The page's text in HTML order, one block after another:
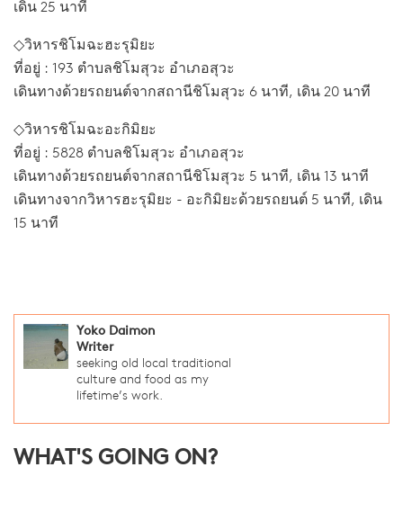
เดิน 25 นาที
◇วิหารชิโมฉะฮะรุมิยะ
ที่อยู่ : 193 ตำบลชิโมสุวะ อำเภอสุวะ
เดินทางด้วยรถยนต์จากสถานีชิโมสุวะ 6 นาที, เดิน 20 นาที
◇วิหารชิโมฉะอะกิมิยะ
ที่อยู่ : 5828 ตำบลชิโมสุวะ อำเภอสุวะ
เดินทางด้วยรถยนต์จากสถานีชิโมสุวะ 5 นาที, เดิน 13 นาที
เดินทางจากวิหารฮะรุมิยะ - อะกิมิยะด้วยรถยนต์ 5 นาที, เดิน
15 นาที
Yoko Daimon
Writer
seeking old local traditional
culture and food as my
lifetime’s work.
WHAT'S GOING ON?